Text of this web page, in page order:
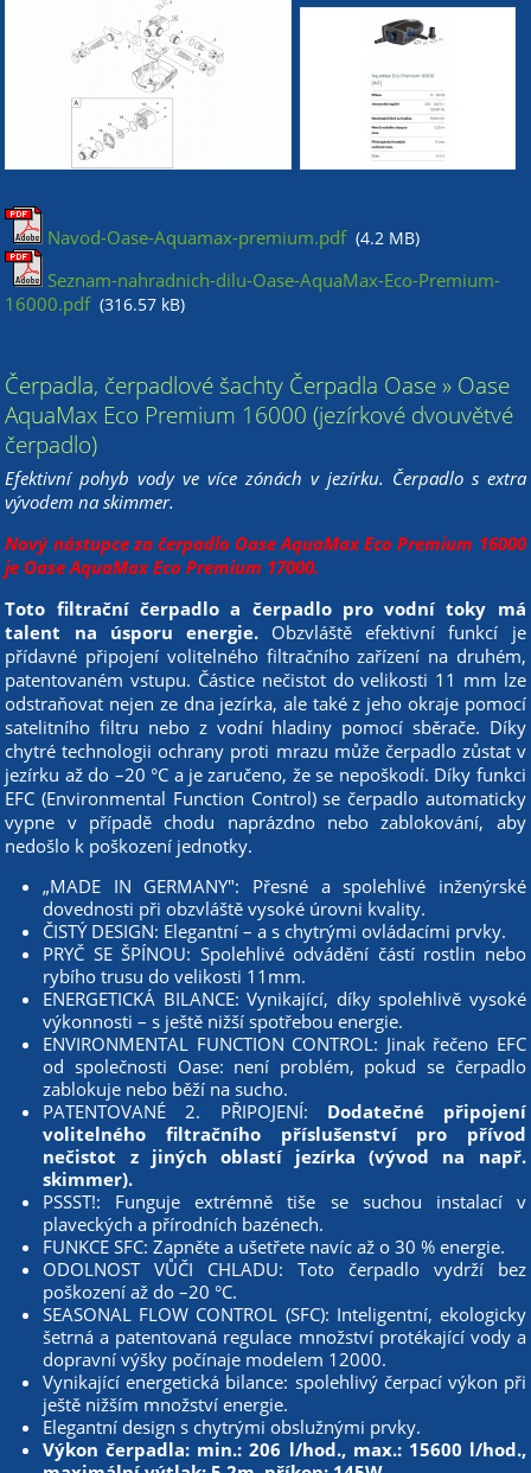
Navod-Oase-Aquamax-premium.pdf (4.2 MB)
Seznam-nahradnich-dilu-Oase-AquaMax-Eco-Premium-
16000.pdf (316.57 kB)
Čerpadla, čerpadlové šachty Čerpadla Oase » Oase
AquaMax Eco Premium 16000 (jezírkové dvouvětvé
čerpadlo)
Efektivní pohyb vody ve více zónách v jezírku. Čerpadlo s extra
vývodem na skimmer.
Nový nástupce za čerpadlo Oase AquaMax Eco Premium 16000
je Oase AquaMax Eco Premium 17000.
Toto filtrační čerpadlo a čerpadlo pro vodní toky má
talent na úsporu energie.Obzvláště efektivní funkcí je
přídavné připojení volitelného filtračního zařízení na druhém,
patentovaném vstupu. Částice nečistot do velikosti 11 mm lze
odstraňovat nejen ze dna jezírka, ale také z jeho okraje pomocí
satelitního filtru nebo z vodní hladiny pomocí sběrače. Díky
chytré technologii ochrany proti mrazu může čerpadlo zůstat v
jezírku až do –20 °C a je zaručeno, že se nepoškodí. Díky funkci
EFC (Environmental Function Control) se čerpadlo automaticky
vypne v případě chodu naprázdno nebo zablokování, aby
nedošlo k poškození jednotky.
„MADE IN GERMANY": Přesné a spolehlivé inženýrské
dovednosti při obzvláště vysoké úrovni kvality.
ČISTÝ DESIGN: Elegantní – a s chytrými ovládacími prvky.
PRYČ SE ŠPÍNOU: Spolehlivé odvádění částí rostlin nebo
rybího trusu do velikosti 11mm.
ENERGETICKÁ BILANCE: Vynikající, díky spolehlivě vysoké
výkonnosti – s ještě nižší spotřebou energie.
ENVIRONMENTAL FUNCTION CONTROL: Jinak řečeno EFC
od společnosti Oase: není problém, pokud se čerpadlo
zablokuje nebo běží na sucho.
PATENTOVANÉ 2. PŘIPOJENÍ: Dodatečné připojení
volitelného filtračního příslušenství pro přívod
nečistot z jiných oblastí jezírka (vývod na např.
skimmer).
PSSST!: Funguje extrémně tiše se suchou instalací v
plaveckých a přírodních bazénech.
FUNKCE SFC: Zapněte a ušetřete navíc až o 30 % energie.
ODOLNOST VŮČI CHLADU: Toto čerpadlo vydrží bez
poškození až do –20 °C.
SEASONAL FLOW CONTROL (SFC): Inteligentní, ekologicky
šetrná a patentovaná regulace množství protékající vody a
dopravní výšky počínaje modelem 12000.
Vynikající energetická bilance: spolehlivý čerpací výkon při
ještě nižším množství energie.
Elegantní design s chytrými obslužnými prvky.
Výkon čerpadla: min.: 206 l/hod., max.: 15600 l/hod.,